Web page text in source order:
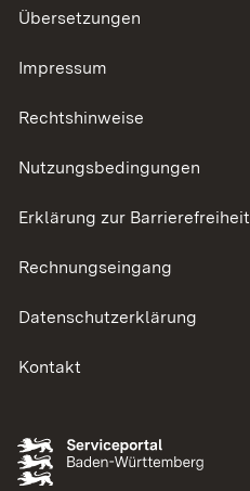
Übersetzungen
Impressum
Rechtshinweise
Nutzungsbedingungen
Erklärung zur Barrierefreiheit
Rechnungseingang
Datenschutzerklärung
Kontakt